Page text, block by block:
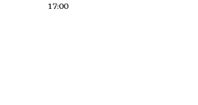
17:00